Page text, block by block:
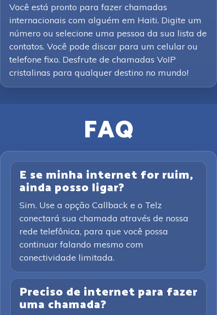
Você está pronto para fazer chamadas
internacionais com alguém em Haiti. Digite um
número ou selecione uma pessoa da sua lista de
contatos. Você pode discar para um celular ou
telefone fixo. Desfrute de chamadas VoIP
cristalinas para qualquer destino no mundo!
FAQ
E se minha internet for ruim,
ainda posso ligar?
Sim. Use a opção Callback e o Telz
conectará sua chamada através de nossa
rede telefônica, para que você possa
continuar falando mesmo com
conectividade limitada.
Preciso de internet para fazer
uma chamada?